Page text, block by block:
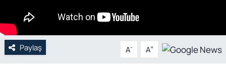
Paylaş A- A+
Web Tv